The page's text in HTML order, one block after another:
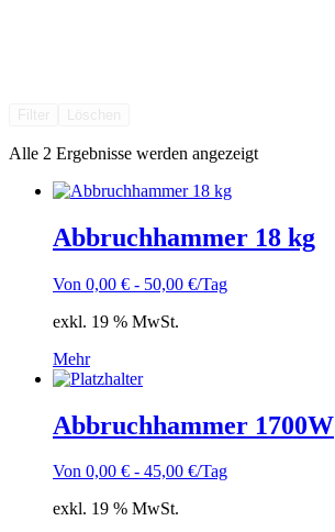
Alle 2 Ergebnisse werden angezeigt
Abbruchhammer 18 kg
Von 0,00 € - 50,00 €/Tag
exkl. 19 % MwSt.
Mehr
Abbruchhammer 1700W
Von 0,00 € - 45,00 €/Tag
exkl. 19 % MwSt.